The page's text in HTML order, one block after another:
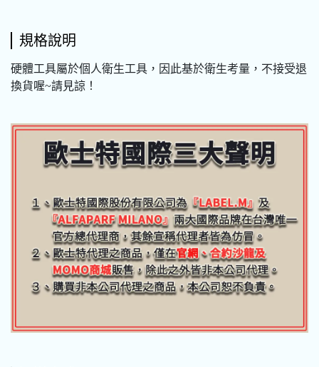
規格說明
硬體工具屬於個人衛生工具，因此基於衛生考量，不接受退
換貨喔~請見諒！